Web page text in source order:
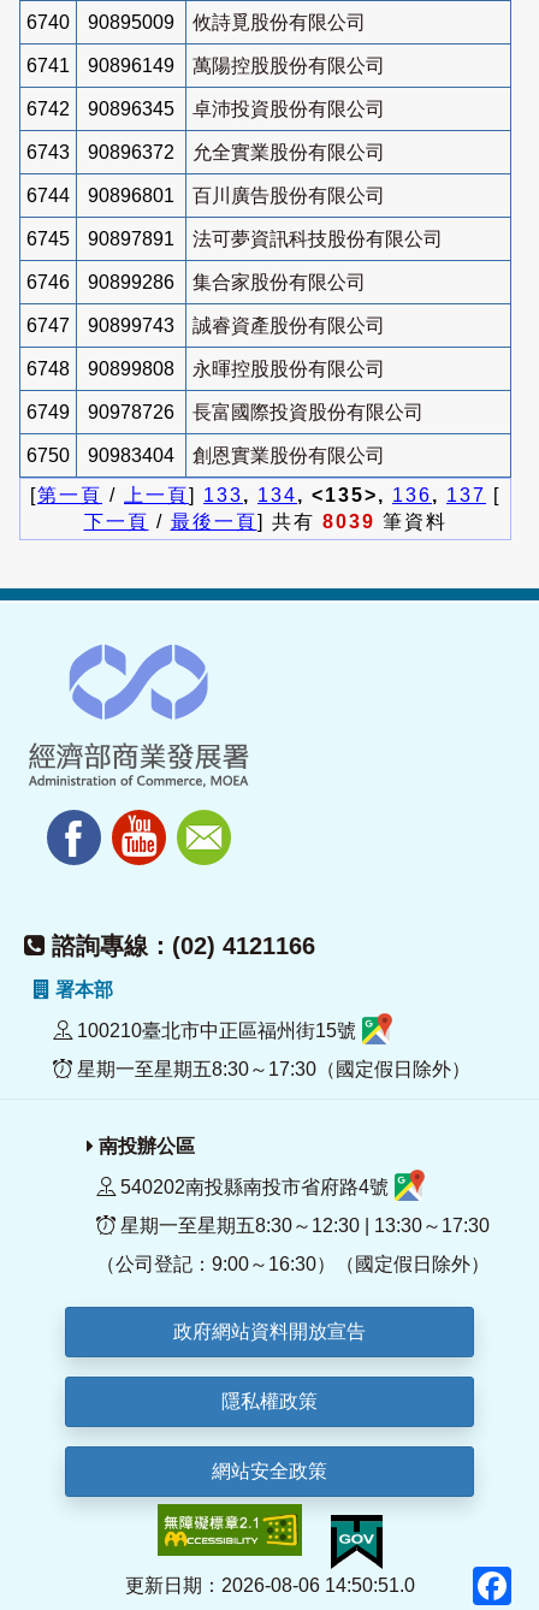
6740 90895009 攸詩覓股份有限公司
6741 90896149 萬陽控股股份有限公司
6742 90896345 卓沛投資股份有限公司
6743 90896372 允全實業股份有限公司
6744 90896801 百川廣告股份有限公司
6745 90897891 法可夢資訊科技股份有限公司
6746 90899286 集合家股份有限公司
6747 90899743 誠睿資產股份有限公司
6748 90899808 永暉控股股份有限公司
6749 90978726 長富國際投資股份有限公司
6750 90983404
創恩實業股份有限公司
[第一頁 / 上一頁] 133, 134, <135>, 136, 137 [
下一頁 / 最後一頁] 共有 8039 筆資料
諮詢專線：(02) 4121166
署本部
100210臺北市中正區福州街15號
星期一至星期五8:30～17:30（國定假日除外）
南投辦公區
540202南投縣南投市省府路4號
星期一至星期五8:30～12:30 | 13:30～17:30
（公司登記：9:00～16:30）（國定假日除外）
政府網站資料開放宣告
隱私權政策
網站安全政策
更新日期：2026-08-06 14:50:51.0